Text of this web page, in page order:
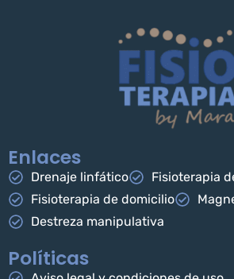
Enlaces
Drenaje linfático
Fisioterapia
Fisioterapia de domicilio
Destreza manipulativa
Políticas